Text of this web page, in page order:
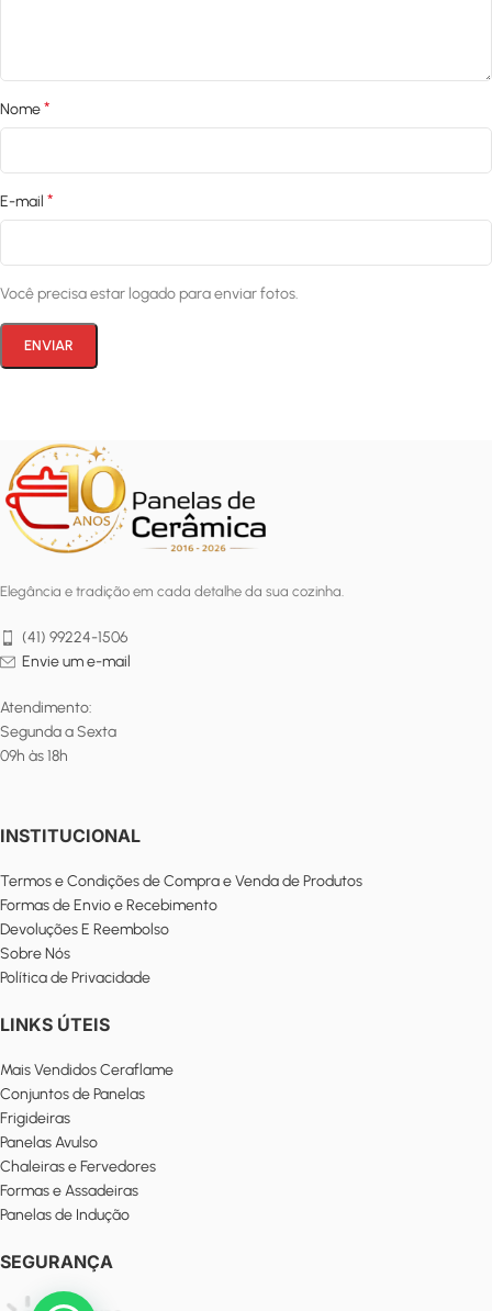
Nome*
E-mail *
Você precisa estar logado para enviar fotos.
Elegância e tradição em cada detalhe da sua cozinha.
(41) 99224-1506
Envie um e-mail
Atendimento:
Segunda a Sexta
09h às 18h
INSTITUCIONAL
Termos e Condições de Compra e Venda de Produtos
Formas de Envio e Recebimento
Devoluções E Reembolso
Sobre Nós
Política de Privacidade
LINKS ÚTEIS
Mais Vendidos Ceraflame
Conjuntos de Panelas
Frigideiras
Panelas Avulso
Chaleiras e Fervedores
Formas e Assadeiras
Panelas de Indução
SEGURANÇA